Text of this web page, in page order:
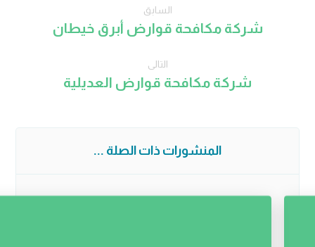
السابق
شركة مكافحة قوارض أبرق خيطان
التالى
شركة مكافحة قوارض العديلية
المنشورات ذات الصلة ...